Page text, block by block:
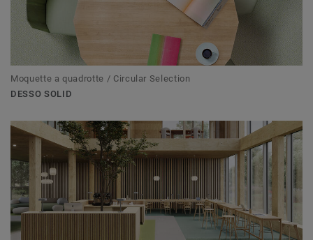
Moquette a quadrotte / Circular Selection
DESSO SOLID